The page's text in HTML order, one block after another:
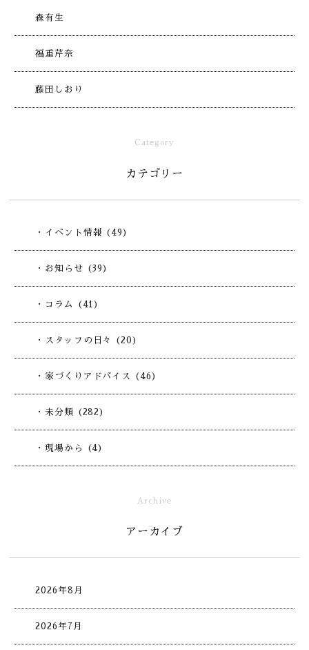
森有生
福重芹奈
藤田しおり
Category
カテゴリー
・イベント情報 (49)
・お知らせ (39)
・コラム (41)
・スタッフの日々 (20)
・家づくりアドバイス (46)
・未分類 (282)
・現場から (4)
Archive
アーカイブ
2026年8月
2026年7月